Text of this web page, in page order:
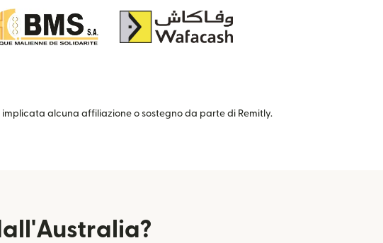
alcuna affiliazione o sostegno da parte di Remitly.